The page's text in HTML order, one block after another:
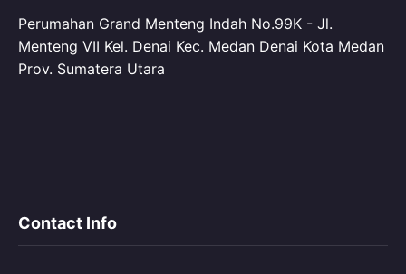
Perumahan Grand Menteng Indah No.99K - Jl.
Menteng VII Kel. Denai Kec. Medan Denai Kota Medan
Prov. Sumatera Utara
Contact Info